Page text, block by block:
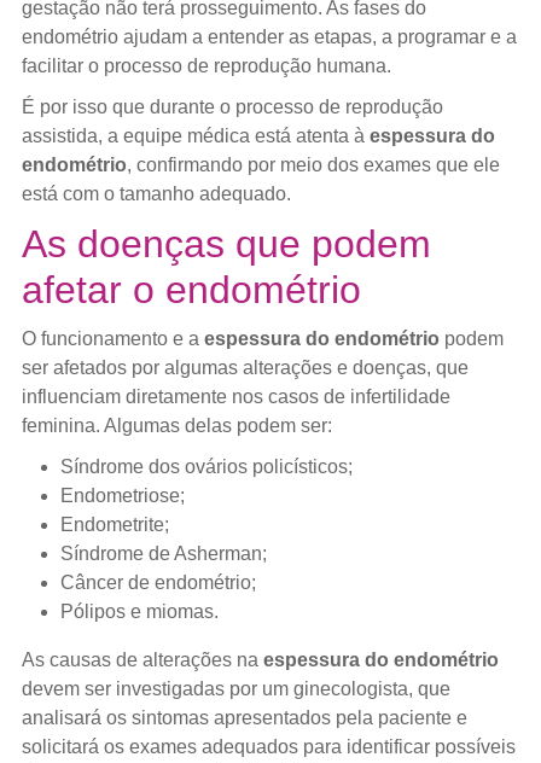
gestação não terá prosseguimento. As fases do
endométrio ajudam a entender as etapas, a programar e a
facilitar o processo de reprodução humana.
É por isso que durante o processo de reprodução
assistida, a equipe médica está atenta à espessura do
endométrio, confirmando por meio dos exames que ele
está com o tamanho adequado.
As doenças que podem
afetar o endométrio
O funcionamento e a espessura do endométrio podem
ser afetados por algumas alterações e doenças, que
influenciam diretamente nos casos de infertilidade
feminina. Algumas delas podem ser:
Síndrome dos ovários policísticos;
Endometriose;
Endometrite;
Síndrome de Asherman;
Câncer de endométrio;
Pólipos e miomas.
As causas de alterações na espessura do endométrio
devem ser investigadas por um ginecologista, que
analisará os sintomas apresentados pela paciente e
solicitará os exames adequados para identificar possíveis